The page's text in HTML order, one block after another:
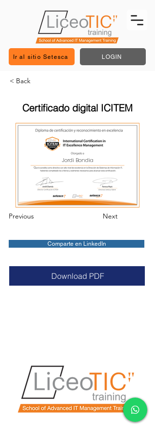
Ir al sitio Setesca LOGIN
< Back
Certificado digital ICITEM
Jordi Bondia
Previous Next
Comparte en LinkedIn
Download PDF